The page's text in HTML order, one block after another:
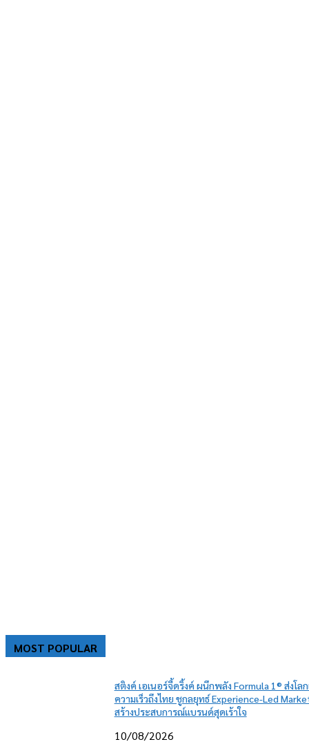
MOST POPULAR
สติงค์ เอเนอร์จี้ดริ้งค์ ผนึกพลัง Formula 1® ส่งโล
ความเร็วถึงไทย ชูกลยุทธ์ Experience-Led
สร้างประสบการณ์แบรนด์สุดเร้าใจ
10/08/2026